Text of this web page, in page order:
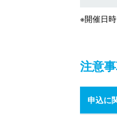
※開催日
注意
申込に